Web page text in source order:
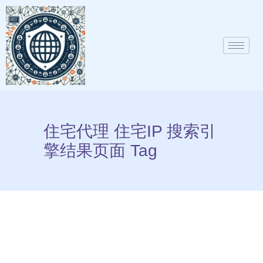
住宅代理 住宅IP 搜索引
擎结果页面 Tag